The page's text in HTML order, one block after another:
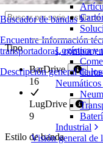
Buscador de bandas
Encuentre Información
transportadoras,
Descripción general de
Logística y
Industrial
Visión general de
Tipo
BarDrive
16
LugDrive
9
Estilo de banda